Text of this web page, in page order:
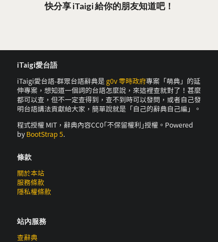
快分享 iTaigi 給你的朋友知道吧！
iTaigi愛台語
iTaigi愛台語-群眾台語辭典是 g0v 零時政府專案「萌典」的延
伸專案，想知道一個詞的台語怎麼說，來這裡查就對了！甚麼
都可以查，但不一定查得到，查不到時可以發問，或者自己發
明台語講法貢獻給大家，簡單說就是「自己的辭典自己編」。
程式授權 MIT，辭典內容CC0｢不保留權利｣授權。Powered
by BootStrap 5.
條款
關於本站
服務條款
隱私權條款
站內服務
查辭典